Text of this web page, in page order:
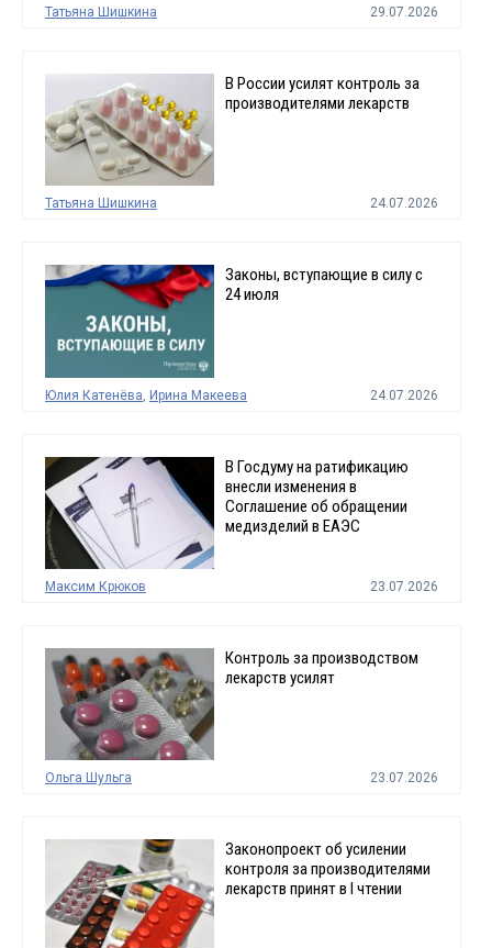
Татьяна Шишкина 29.07.2026
В России усилят контроль за
производителями лекарств
Татьяна Шишкина 24.07.2026
Законы, вступающие в силу с
24 июля
Юлия Катенёва Ирина Макеева 24.07.2026
В Госдуму на ратификацию
внесли изменения в
Соглашение об обращении
медизделий в ЕАЭС
Максим Крюков 23.07.2026
Контроль за производством
лекарств усилят
Ольга Шульга 23.07.2026
Законопроект об усилении
контроля за производителями
лекарств принят в I чтении